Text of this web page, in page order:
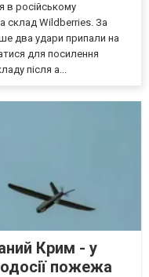
в російському
склад Wildberries. За
два удари припали на
для посилення
після а...
Крим - у
пожежа